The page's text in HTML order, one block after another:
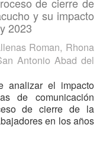
y su impacto
2023
Roman, Rhona
Antonio Abad del
analizar el impacto
de comunicación
de cierre de la
en los años